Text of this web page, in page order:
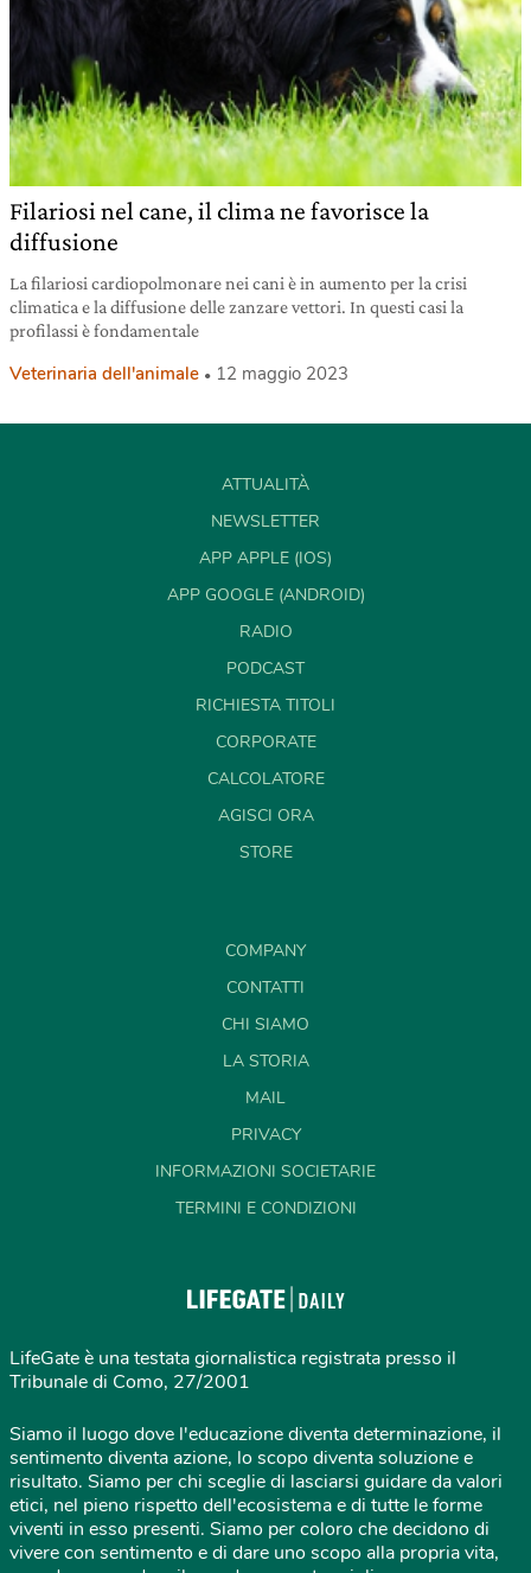
Filariosi nel cane, il clima ne favorisce la
diffusione
La filariosi cardiopolmonare nei cani è in aumento per la crisi
climatica e la diffusione delle zanzare vettori. In questi casi la
profilassi è fondamentale
Veterinaria dell'animale 12 maggio 2023
ATTUALITÀ
NEWSLETTER
APP APPLE (IOS)
APP GOOGLE (ANDROID)
RADIO
PODCAST
RICHIESTA TITOLI
CORPORATE
CALCOLATORE
AGISCI ORA
STORE
COMPANY
CONTATTI
CHI SIAMO
LA STORIA
MAIL
PRIVACY
INFORMAZIONI SOCIETARIE
TERMINI E CONDIZIONI
LifeGate è una testata giornalistica registrata presso il
Tribunale di Como, 27/2001
Siamo il luogo dove l'educazione diventa determinazione, il
sentimento diventa azione, lo scopo diventa soluzione e
risultato. Siamo per chi sceglie di lasciarsi guidare da valori
etici, nel pieno rispetto dell'ecosistema e di tutte le forme
viventi in esso presenti. Siamo per coloro che decidono di
vivere con sentimento e di dare uno scopo alla propria vita,